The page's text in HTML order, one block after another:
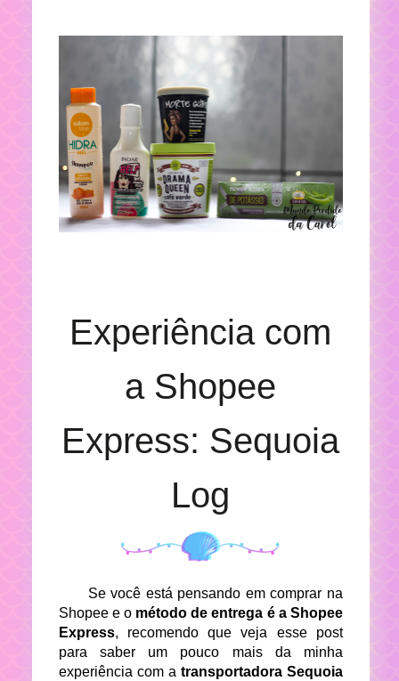
Experiência com
a Shopee
Express: Sequoia
Log
Se você está pensando em comprar na
Shopee e o método de entrega é a Shopee
Express, recomendo que veja esse post
para saber um pouco mais da minha
experiência com a transportadora Sequoia